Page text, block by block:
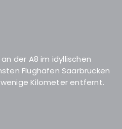
der A8 im idyllischen
Flughäfen Saarbrücken
Kilometer entfernt.